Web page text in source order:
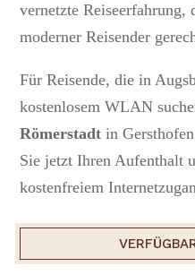
vernetzte Reiseerfahrung,
moderner Reisender
Für Reisende, die in
kostenlosem WLAN
Römerstadt in
Sie jetzt Ihren Aufenthalt
kostenfreiem